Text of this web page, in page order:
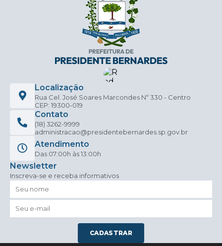
Localização
Rua Cel. José Soares Marcondes Nº 330 - Centro
CEP: 19300-019
Contato
(18) 3262-9999
administracao@presidentebernardes.sp.gov.br
Atendimento
Das 07:00h às 13:00h
Newsletter
Inscreva-se e receba informativos
CADASTRAR